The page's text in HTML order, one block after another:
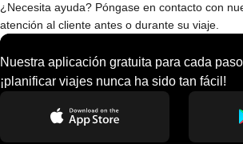
¿Necesita ayuda? Póngase en contacto con
atención al cliente antes o durante su viaje.
Nuestra aplicación gratuita para cada
¡planificar viajes nunca ha sido tan fácil!